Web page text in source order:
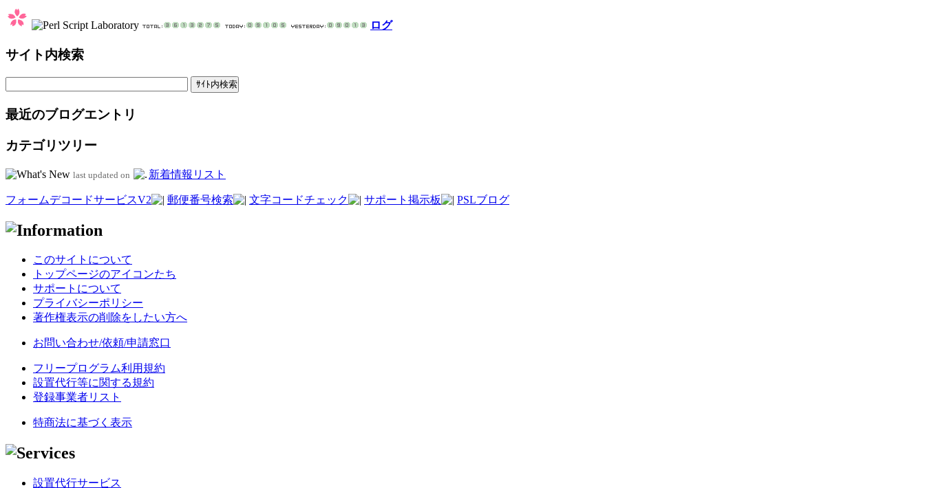
ログ
サイト内検索
最近のブログエントリ
カテゴリツリー
last updated on 新着情報リスト
フォームデコードサービスV2 郵便番号検索 文字コードチェック サポート掲示板 PSLブログ
このサイトについて
トップページのアイコンたち
サポートについて
プライバシーポリシー
著作権表示の削除をしたい方へ
お問い合わせ/依頼/申請窓口
フリープログラム利用規約
設置代行等に関する規約
登録事業者リスト
特商法に基づく表示
設置代行サービス